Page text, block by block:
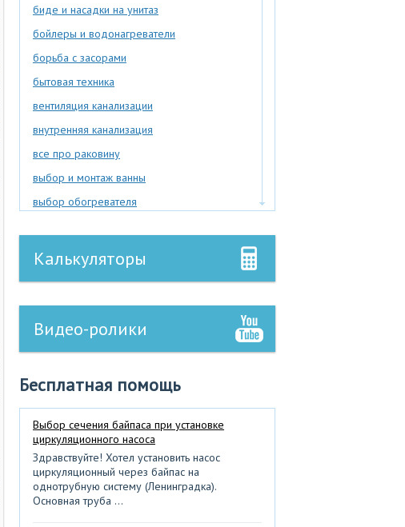
биде и насадки на унитаз
бойлеры и водонагреватели
борьба с засорами
бытовая техника
вентиляция канализации
внутренняя канализация
все про раковину
выбор и монтаж ванны
выбор обогревателя
выполнение расчетов
давление в трубопроводе
документы в гос.органы
душевая кабина
камины и печи
канализационные колодцы
копка колодца на воду
Калькуляторы
Видео-ролики
Бесплатная помощь
Выбор сечения байпаса при установке
циркуляционного насоса
Здравствуйте! Хотел установить насос
циркуляционный через байпас на
однотрубную систему (Ленинградка).
Основная труба ...